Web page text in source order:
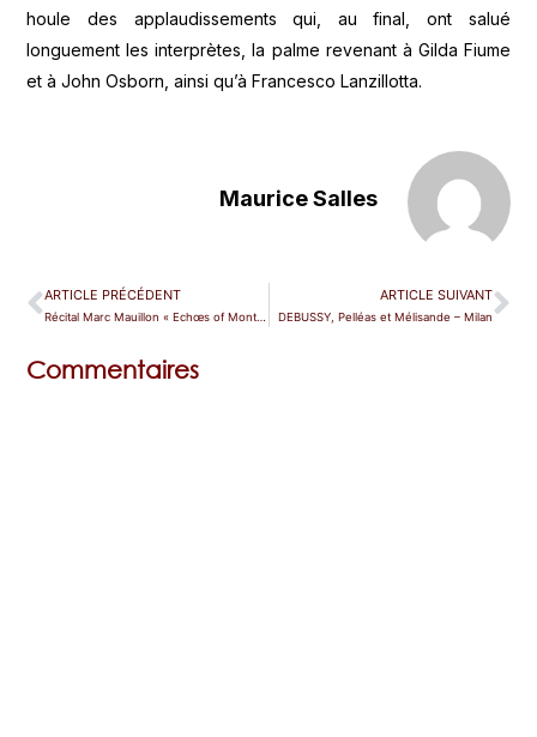
houle des applaudissements qui, au final, ont salué
longuement les interprètes, la palme revenant à Gilda Fiume
et à John Osborn, ainsi qu’à Francesco Lanzillotta.
Maurice Salles
ARTICLE PRÉCÉDENT ARTICLE SUIVANT
DEBUSSY, Pelléas et Mélisande – Milan
Commentaires